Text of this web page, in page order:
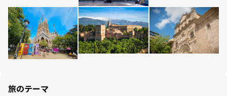
旅のテーマ